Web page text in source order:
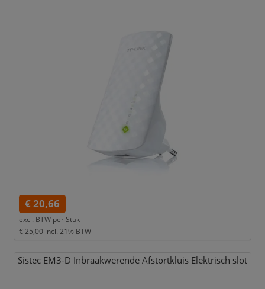
€ 20,66
excl. BTW per Stuk
€ 25,00 incl. 21% BTW
Sistec EM3-D Inbraakwerende Afstortkluis Elektrisch slot